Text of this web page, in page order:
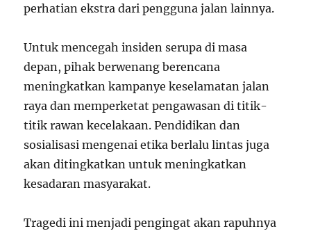
perhatian ekstra dari pengguna jalan lainnya.
Untuk mencegah insiden serupa di masa
depan, pihak berwenang berencana
meningkatkan kampanye keselamatan jalan
raya dan memperketat pengawasan di titik-
titik rawan kecelakaan. Pendidikan dan
sosialisasi mengenai etika berlalu lintas juga
akan ditingkatkan untuk meningkatkan
kesadaran masyarakat.
Tragedi ini menjadi pengingat akan rapuhnya